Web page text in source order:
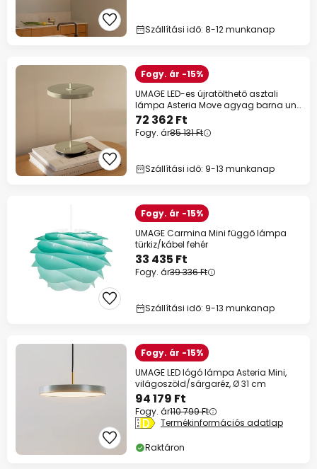
Szállítási idő: 8-12 munkanap
Fogy. ár -15%
UMAGE LED-es újratölthető asztali
lámpa Asteria Move agyag barna uni,
31cm
72 362 Ft
Fogy. ár85 131 Ft
Szállítási idő: 9-13 munkanap
Fogy. ár -15%
UMAGE Carmina Mini függő lámpa
türkiz/kábel fehér
33 435 Ft
Fogy. ár39 336 Ft
Szállítási idő: 9-13 munkanap
Fogy. ár -15%
UMAGE LED lógó lámpa Asteria Mini,
világoszöld/sárgaréz, Ø 31 cm
94 179 Ft
Fogy. ár110 799 Ft
Termékinformációs adatlap
Raktáron